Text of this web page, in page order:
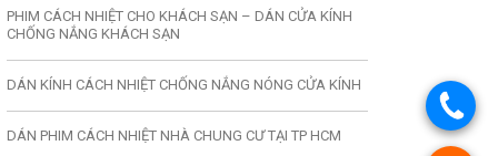
PHIM CÁCH NHIỆT CHO KHÁCH SẠN – DÁN CỬA KÍNH
CHỐNG NẮNG KHÁCH SẠN
DÁN KÍNH CÁCH NHIỆT CHỐNG NẮNG NÓNG CỬA KÍNH
DÁN PHIM CÁCH NHIỆT NHÀ CHUNG CƯ TẠI TP HCM